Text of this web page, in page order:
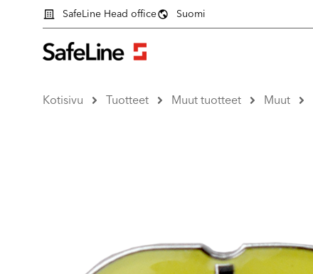
SafeLine Head office Suomi
Kotisivu Tuotteet Muut tuotteet Muut